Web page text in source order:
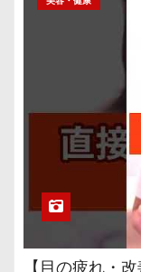
【目の疲れ・